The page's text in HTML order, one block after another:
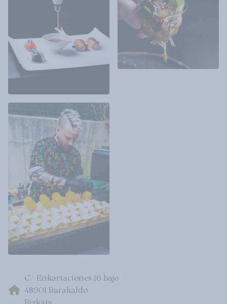
C/ Enkartaciones 16 bajo
48901 Barakaldo
Bizkaia